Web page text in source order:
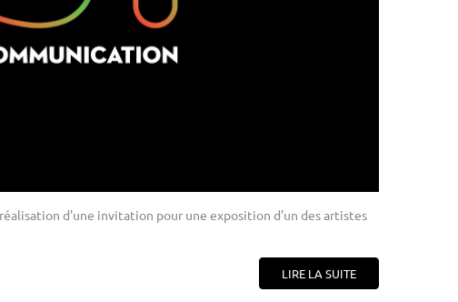
réalisation d'une invitation pour une exposition d'un des artistes
LIRE LA SUITE